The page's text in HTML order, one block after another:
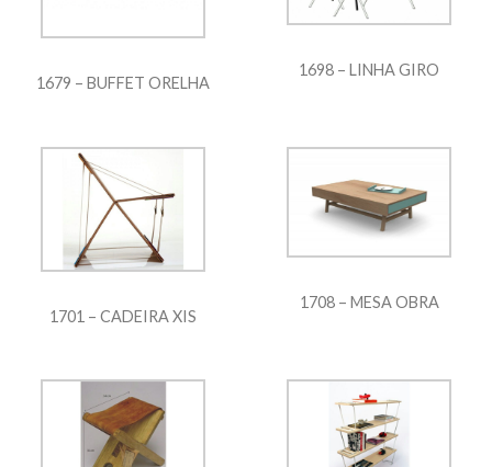
1679 – BUFFET ORELHA
1698 – LINHA GIRO
1701 – CADEIRA XIS
1708 – MESA OBRA